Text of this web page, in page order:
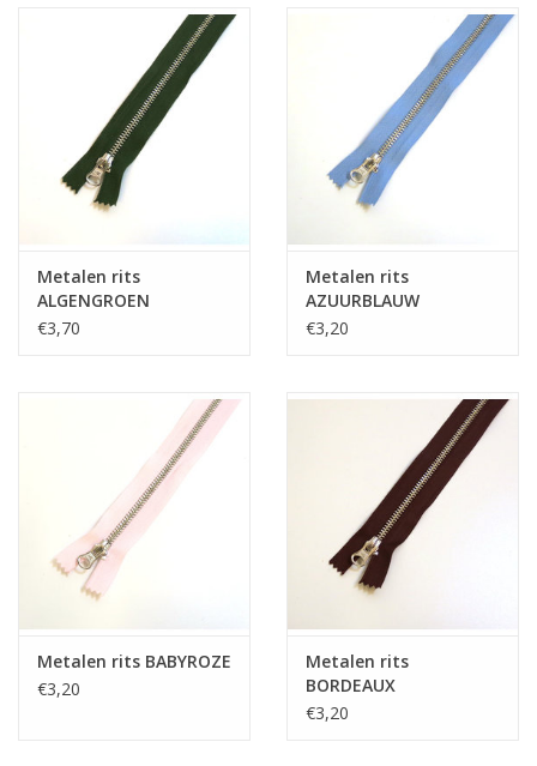
Metalen rits
ALGENGROEN
€3,70
Metalen rits
AZUURBLAUW
€3,20
Metalen rits BABYROZE
€3,20
Metalen rits
BORDEAUX
€3,20